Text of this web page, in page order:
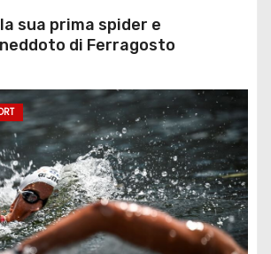
sua prima spider e
di Ferragosto